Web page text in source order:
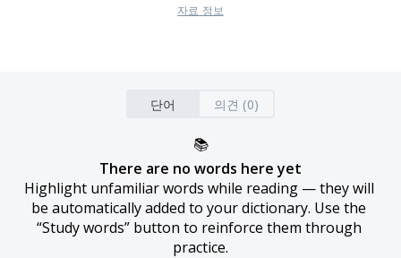
자료 정보
단어 의견 (0)
📚
There are no words here yet
Highlight unfamiliar words while reading — they will
be automatically added to your dictionary. Use the
“Study words” button to reinforce them through
practice.